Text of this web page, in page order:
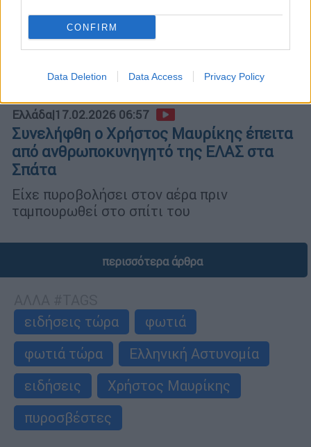
CONFIRM
Data Deletion Data Access Privacy Policy
Ελλάδα|17.02.2026 06:57
Συνελήφθη ο Χρήστος Μαυρίκης έπειτα
από ανθρωποκυνηγητό της ΕΛΑΣ στα
Σπάτα
Είχε πυροβολήσει στον αέρα πριν
ταμπουρωθεί στο σπίτι του
περισσότερα άρθρα
ειδήσεις τώρα
φωτιά
φωτιά τώρα
Ελληνική Αστυνομία
ειδήσεις
Χρήστος Μαυρίκης
πυροσβέστες